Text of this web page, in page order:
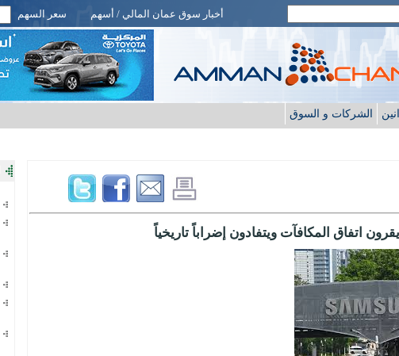
أخبار سوق عمان المالي / أسهم سعر السهم
الشركات و السوق
اتفاق المكافآت ويتفادون إضراباً تاريخياً